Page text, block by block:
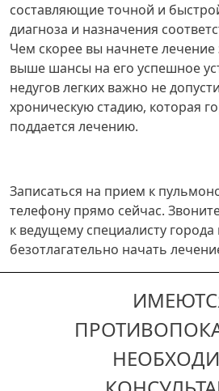
составляющие точной и
диагноза и назначения
Чем скорее вы начнете лечение
выше шансы на его успешное
недугов легких важно не
хроническую стадию, которая
поддается лечению.
Записаться на прием к
телефону прямо сейчас.
к ведущему специалисту
безотлагательно начать